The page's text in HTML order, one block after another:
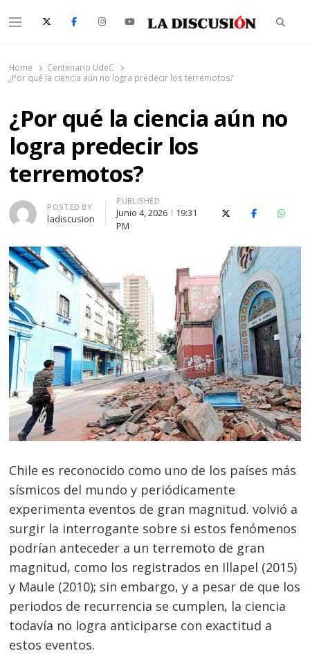
Menu
Home
Centenario UdeC
¿Por qué la ciencia aún no logra predecir los terremotos?
¿Por qué la ciencia aún no
logra predecir los
terremotos?
Author
POSTED BY
ladiscusion
PUBLISHED
Junio 4, 2026
19:31
PM
X (Twitter)Facebook
Chile es reconocido como uno de los países más
sísmicos del mundo y periódicamente
experimenta eventos de gran magnitud. volvió a
surgir la interrogante sobre si estos fenómenos
podrían anteceder a un terremoto de gran
magnitud, como los registrados en Illapel (2015)
y Maule (2010); sin embargo, y a pesar de que los
periodos de recurrencia se cumplen, la ciencia
todavía no logra anticiparse con exactitud a
estos eventos.